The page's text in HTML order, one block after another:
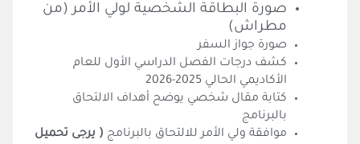
صورة البطاقة الشخصية لولي الأمر (من
مطراش)
صورة جواز السفر
كشف درجات الفصل الدراسي الأول للعام
الأكاديمي الحالي 2025-2026
كتابة مقال شخصي يوضح أهداف الالتحاق
بالبرنامج
موافقة ولي الأمر للالتحاق بالبرنامج ( يرجى تحميل